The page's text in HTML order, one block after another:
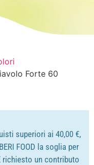
Forte 60
superiori ai 40,00 €,
FOOD la soglia per
richiesto un contributo